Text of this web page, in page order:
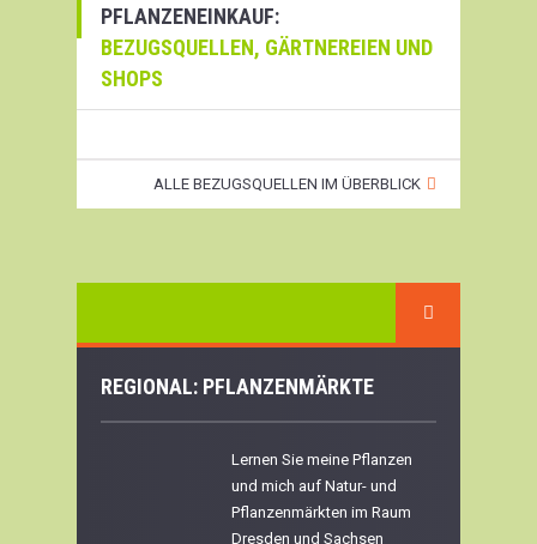
PFLANZENEINKAUF:
BEZUGSQUELLEN, GÄRTNEREIEN UND
SHOPS
ALLE BEZUGSQUELLEN IM ÜBERBLICK
REGIONAL: PFLANZENMÄRKTE
Lernen Sie meine Pflanzen
und mich auf Natur- und
Pflanzenmärkten im Raum
Dresden und Sachsen